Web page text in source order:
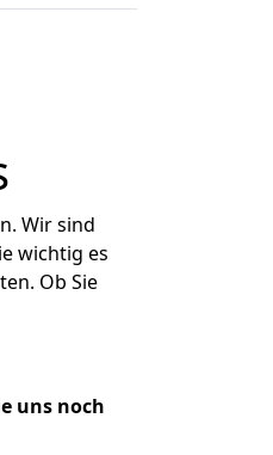
Wir sind
wichtig es
Ob Sie
uns noch